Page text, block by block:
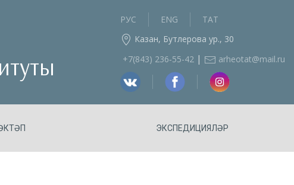
РУС ENG
ТАТ
Казан, Бутлерова ур., 30
+7(843) 236‑55-42 | arheotat@mail.ru
ЭКСПЕДИЦИЯЛӘР